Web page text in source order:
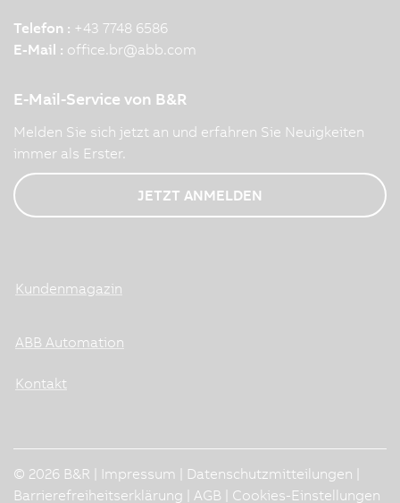
Telefon : +43 7748 6586
E-Mail : office.br@abb.com
E-Mail-Service von B&R
Melden Sie sich jetzt an und erfahren Sie Neuigkeiten
immer als Erster.
JETZT ANMELDEN
Kundenmagazin
ABB Automation
Kontakt
© 2026 B&R | Impressum Datenschutzmitteilungen
Barrierefreiheitserklärung
AGB Cookies-Einstellungen